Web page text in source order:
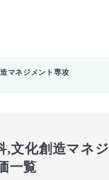
マネジメント専攻
,文化創造マネジ
一覧